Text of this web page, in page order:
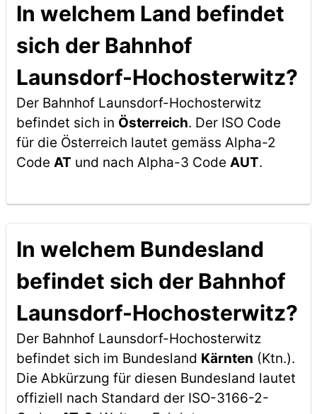
In welchem Land befindet
sich der Bahnhof
Launsdorf-Hochosterwitz?
Der Bahnhof Launsdorf-Hochosterwitz
befindet sich in Österreich. Der ISO Code
für die Österreich lautet gemäss Alpha-2
Code AT und nach Alpha-3 Code AUT.
In welchem Bundesland
befindet sich der Bahnhof
Launsdorf-Hochosterwitz?
Der Bahnhof Launsdorf-Hochosterwitz
befindet sich im Bundesland Kärnten (Ktn.).
Die Abkürzung für diesen Bundesland lautet
offiziell nach Standard der ISO-3166-2-